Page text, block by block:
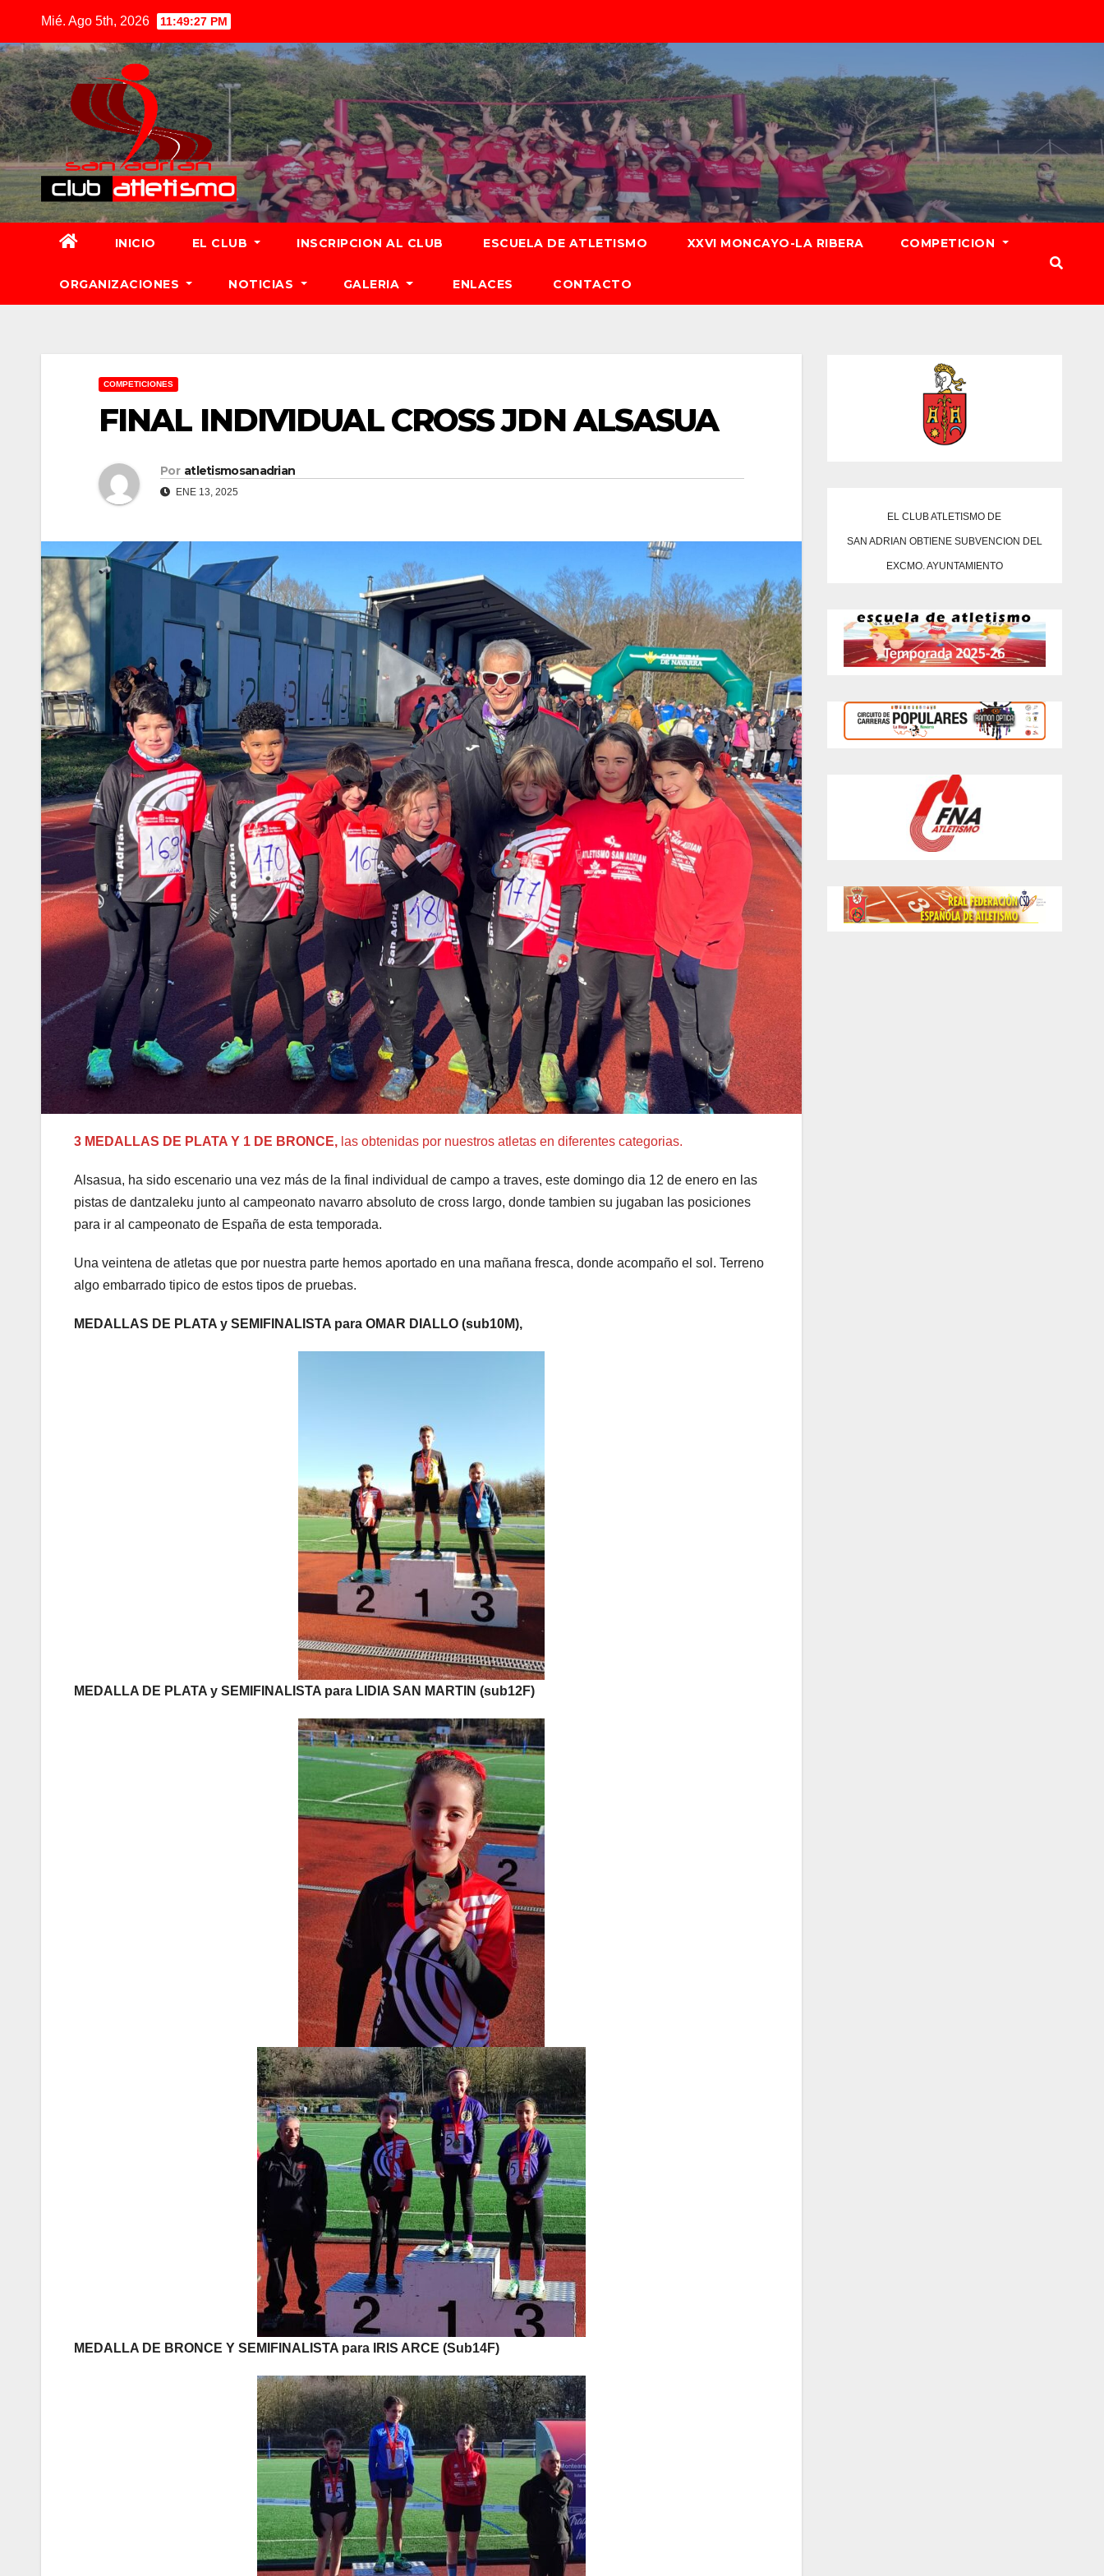
Mié. Ago 5th, 2026 11:49:29 PM
INICIO EL CLUB INSCRIPCION AL CLUB ESCUELA DE ATLETISMO XXVI MONCAYO-LA RIBERA COMPETICION
ORGANIZACIONES NOTICIAS GALERIA ENLACES CONTACTO
COMPETICIONES
FINAL INDIVIDUAL CROSS JDN ALSASUA
Por atletismosanadrian
ENE 13, 2025
3 MEDALLAS DE PLATA Y 1 DE BRONCE, las obtenidas por nuestros atletas en diferentes categorias.
Alsasua, ha sido escenario una vez más de la final individual de campo a traves, este domingo dia 12 de enero en las
pistas de dantzaleku junto al campeonato navarro absoluto de cross largo, donde tambien su jugaban las posiciones
para ir al campeonato de España de esta temporada.
Una veintena de atletas que por nuestra parte hemos aportado en una mañana fresca, donde acompaño el sol. Terreno
algo embarrado tipico de estos tipos de pruebas.
MEDALLAS DE PLATA y SEMIFINALISTA para OMAR DIALLO (sub10M),
MEDALLA DE PLATA y SEMIFINALISTA para LIDIA SAN MARTIN (sub12F)
MEDALLA DE BRONCE Y SEMIFINALISTA para IRIS ARCE (Sub14F)
EL CLUB ATLETISMO DE
SAN ADRIAN OBTIENE SUBVENCION DEL
EXCMO. AYUNTAMIENTO